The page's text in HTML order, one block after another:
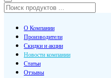
О Компании
Производители
Скидки и акции
Новости компании
Статьи
Отзывы